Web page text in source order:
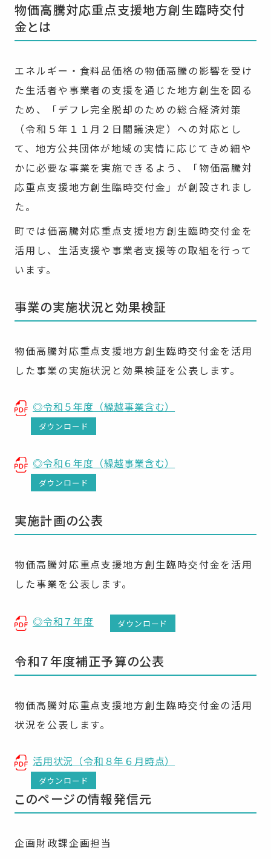
物価高騰対応重点支援地方創生臨時交付
金とは
エネルギー・食料品価格の物価高騰の影響を受け
た生活者や事業者の支援を通じた地方創生を図る
ため、「デフレ完全脱却のための総合経済対策
（令和５年１１月２日閣議決定）への対応とし
て、地方公共団体が地域の実情に応じてきめ細や
かに必要な事業を実施できるよう、「物価高騰対
応重点支援地方創生臨時交付金」が創設されまし
た。
町では価高騰対応重点支援地方創生臨時交付金を
活用し、生活支援や事業者支援等の取組を行って
います。
事業の実施状況と効果検証
物価高騰対応重点支援地方創生臨時交付金を活用
した事業の実施状況と効果検証を公表します。
◎令和５年度（繰越事業含む）
ダウンロード
◎令和６年度（繰越事業含む）
ダウンロード
実施計画の公表
物価高騰対応重点支援地方創生臨時交付金を活用
した事業を公表します。
◎令和７年度 ダウンロード
令和７年度補正予算の公表
物価高騰対応重点支援地方創生臨時交付金の活用
状況を公表します。
活用状況（令和８年６月時点）
ダウンロード
このページの情報発信元
企画財政課企画担当